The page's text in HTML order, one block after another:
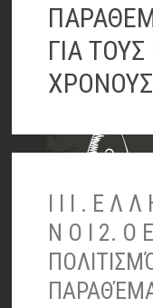
ΓΙΑ
ΧΡΟΝΟΥΣ
I I I . Ε Λ Λ
Ν Ο Ι 2. Ο